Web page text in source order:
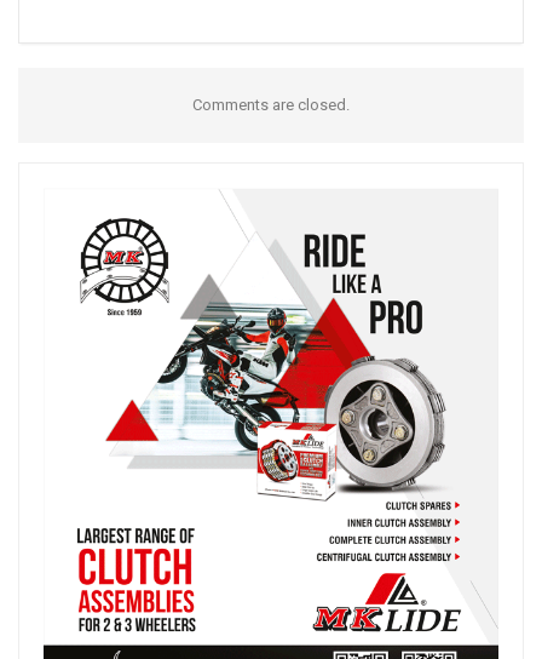
Comments are closed.